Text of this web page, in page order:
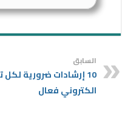
السابق
10 إرشادات ضرورية لكل
الكتروني فعال